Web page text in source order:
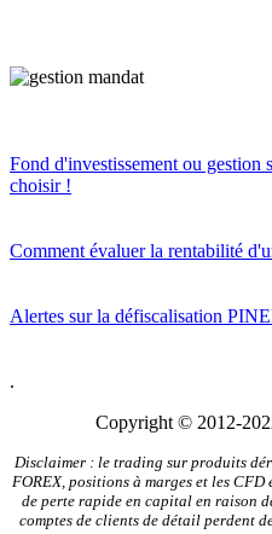
Fond d'investissement ou gestion
choisir !
Comment évaluer la rentabilité
Alertes sur la défiscalisation
.
Copyright © 2012-
Disclaimer : le trading sur produits
FOREX, positions à marges et les
de perte rapide en capital en raison
comptes de clients de détail perdent